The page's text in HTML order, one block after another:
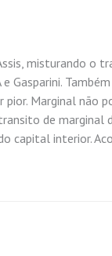
misturando o
Gasparini.
Marginal não
de marginal
capital interior.